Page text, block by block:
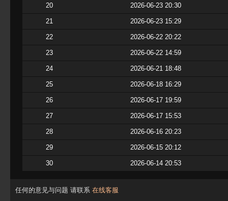
20 2026-06-23 20:30
21 2026-06-23 15:29
22 2026-06-22 20:22
23 2026-06-22 14:59
24 2026-06-21 18:48
25 2026-06-18 16:29
26 2026-06-17 19:59
27 2026-06-17 15:53
28 2026-06-16 20:23
29 2026-06-15 20:12
30 2026-06-14 20:53
任何的意见与问题 请联系 在线客服